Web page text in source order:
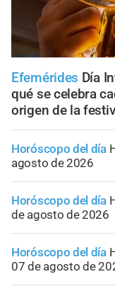
Efemérides Día
qué se celebra
origen de la
Horóscopo del día
agosto de 2026
Horóscopo del día
de agosto de 2026
Horóscopo del día
07 de agosto de